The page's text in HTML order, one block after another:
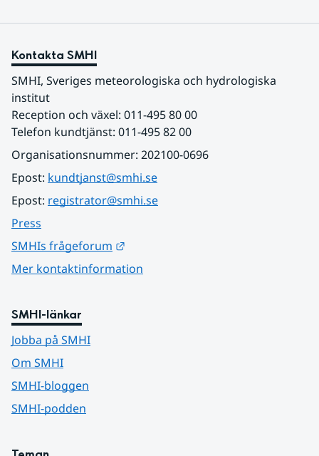
Kontakta SMHI
SMHI, Sveriges meteorologiska och hydrologiska
institut
Reception och växel: 011-495 80 00
Telefon kundtjänst: 011-495 82 00
Organisationsnummer: 202100-0696
Epost: kundtjanst@smhi.se
Epost: registrator@smhi.se
Press
SMHIs frågeforum
Mer kontaktinformation
SMHI-länkar
Jobba på SMHI
Om SMHI
SMHI-bloggen
SMHI-podden